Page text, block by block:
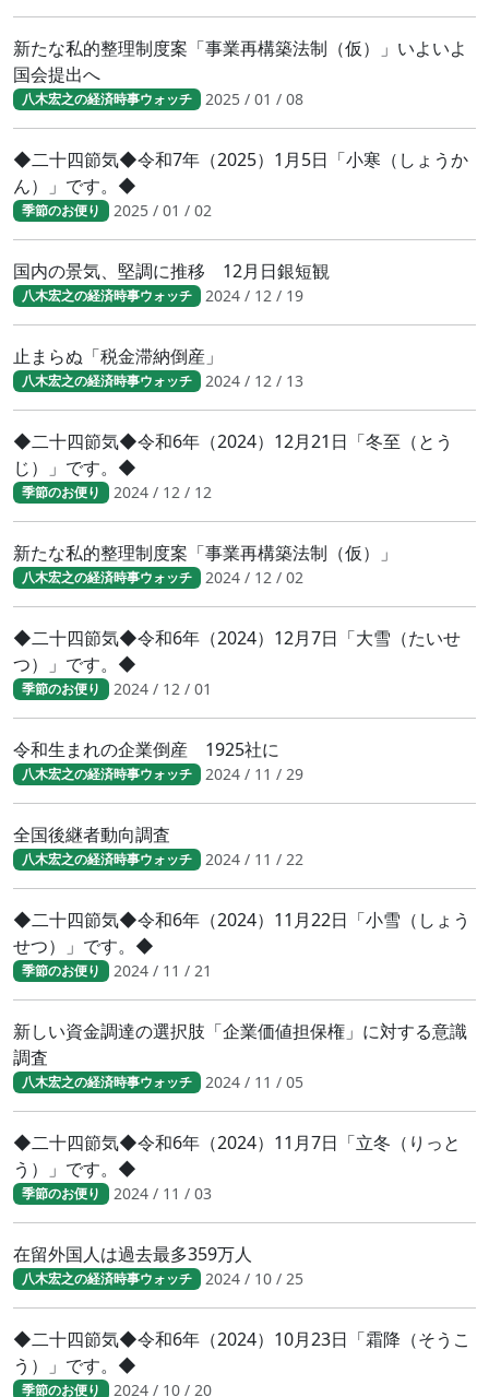
新たな私的整理制度案「事業再構築法制（仮）」いよいよ
国会提出へ
八木宏之の経済時事ウォッチ 2025 / 01 / 08
◆二十四節気◆令和7年（2025）1月5日「小寒（しょうか
ん）」です。◆
季節のお便り 2025 / 01 / 02
国内の景気、堅調に推移 12月日銀短観
八木宏之の経済時事ウォッチ 2024 / 12 / 19
止まらぬ「税金滞納倒産」
八木宏之の経済時事ウォッチ 2024 / 12 / 13
◆二十四節気◆令和6年（2024）12月21日「冬至（とう
じ）」です。◆
季節のお便り 2024 / 12 / 12
新たな私的整理制度案「事業再構築法制（仮）」
八木宏之の経済時事ウォッチ 2024 / 12 / 02
◆二十四節気◆令和6年（2024）12月7日「大雪（たいせ
つ）」です。◆
季節のお便り 2024 / 12 / 01
令和生まれの企業倒産 1925社に
八木宏之の経済時事ウォッチ 2024 / 11 / 29
全国後継者動向調査
八木宏之の経済時事ウォッチ 2024 / 11 / 22
◆二十四節気◆令和6年（2024）11月22日「小雪（しょう
せつ）」です。◆
季節のお便り 2024 / 11 / 21
新しい資金調達の選択肢「企業価値担保権」に対する意識
調査
八木宏之の経済時事ウォッチ 2024 / 11 / 05
◆二十四節気◆令和6年（2024）11月7日「立冬（りっと
う）」です。◆
季節のお便り 2024 / 11 / 03
在留外国人は過去最多359万人
八木宏之の経済時事ウォッチ 2024 / 10 / 25
◆二十四節気◆令和6年（2024）10月23日「霜降（そうこ
う）」です。◆
季節のお便り 2024 / 10 / 20